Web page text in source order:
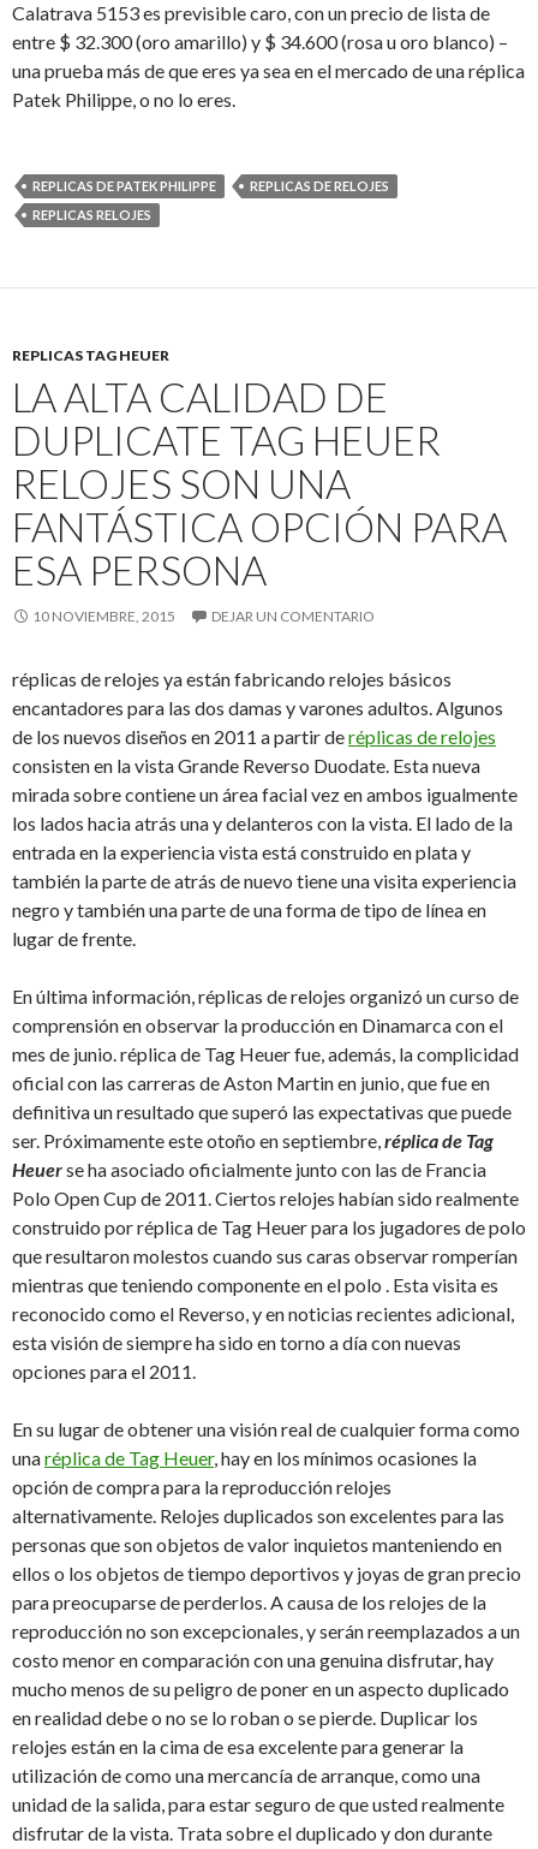
Calatrava 5153 es previsible caro, con un precio de lista de
entre $ 32.300 (oro amarillo) y $ 34.600 (rosa u oro blanco) –
una prueba más de queeres ya sea en el mercado de una réplica
Patek Philippe, o no lo eres.
REPLICAS DE PATEK PHILIPPE
REPLICAS DE RELOJES
REPLICAS RELOJES
REPLICAS TAG HEUER
LA ALTA CALIDAD DE
DUPLICATE TAG HEUER
RELOJES SON UNA
FANTÁSTICA OPCIÓN PARA
ESA PERSONA
10 NOVIEMBRE, 2015 DEJAR UN COMENTARIO
réplicas de relojes ya están fabricando relojes básicos
encantadores para las dos damas y varones adultos.Algunos
de los nuevos diseños en 2011 a partir deréplicas de relojes
consisten en la vista Grande Reverso Duodate. Esta nueva
mirada sobre contiene un área facial vez en ambos igualmente
los lados hacia atrás una y delanteros con la vista. El lado de la
entrada en la experiencia vista está construido en plata y
también la parte de atrás de nuevo tiene una visita experiencia
negro y también una parte de una forma de tipo de línea en
lugar de frente.
En última información, réplicas de relojes organizó un curso de
comprensión en observar la producción en Dinamarca con el
mes de junio.réplica de Tag Heuer fue, además, la complicidad
oficial con las carreras de Aston Martin en junio, que fue en
definitiva un resultado que superó las expectativas que puede
ser. Próximamente este otoño en septiembre,réplica de Tag
Heuerse ha asociado oficialmente junto con las de Francia
Polo Open Cup de 2011. Ciertos relojes habían sido realmente
construido por réplica de Tag Heuer para los jugadores de polo
que resultaron molestos cuando sus caras observar romperían
mientras que teniendo componente en el polo . Esta visita es
reconocido como el Reverso, y en noticias recientes adicional,
esta visión de siempre ha sido en torno a día con nuevas
opciones para el 2011.
En su lugar de obtener una visión real de cualquier forma como
unaréplica de Tag Heuer, hay en los mínimos ocasiones la
opción de compra para la reproducción relojes
alternativamente. Relojes duplicados son excelentes para las
personas que son objetos de valor inquietos manteniendo en
ellos o los objetos de tiempo deportivos y joyas de gran precio
para preocuparse de perderlos.A causa de los relojes de la
reproducción no son excepcionales, y serán reemplazados a un
costo menor en comparación con una genuina disfrutar, hay
mucho menos de su peligro de poner en un aspecto duplicado
en realidad debe o no se lo roban o se pierde. Duplicar los
relojes están en la cima de esa excelente para generar la
utilización de como una mercancía de arranque, como una
unidad de la salida, para estar seguro de que usted realmente
disfrutar de la vista. Trata sobre el duplicado y don durante